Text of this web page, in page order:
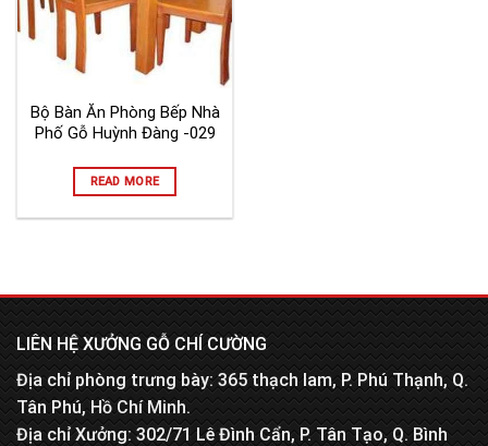
Bộ Bàn Ăn Phòng Bếp Nhà
Phố Gỗ Huỳnh Đàng -029
READ MORE
LIÊN HỆ XƯỞNG GỖ CHÍ CƯỜNG
Địa chỉ phòng trưng bày: 365 thạch lam, P. Phú Thạnh, Q.
Tân Phú, Hồ Chí Minh.
Địa chỉ Xưởng: 302/71 Lê Đình Cẩn, P. Tân Tạo, Q. Bình